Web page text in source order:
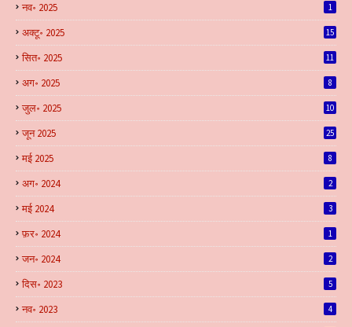
नव॰ 2025 1
अक्टू॰ 2025 15
सित॰ 2025 11
अग॰ 2025 8
जुल॰ 2025 10
जून 2025 25
मई 2025 8
अग॰ 2024 2
मई 2024 3
फ़र॰ 2024 1
जन॰ 2024 2
दिस॰ 2023 5
नव॰ 2023 4